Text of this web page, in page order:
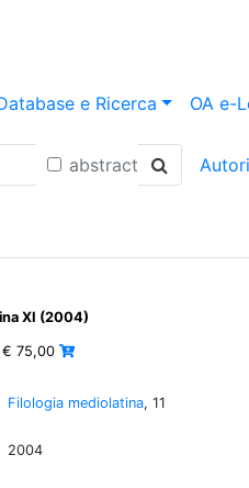
e Ricerca OA e-
abstract
XI (2004)
75,00
Filologia mediolatina, 11
2004